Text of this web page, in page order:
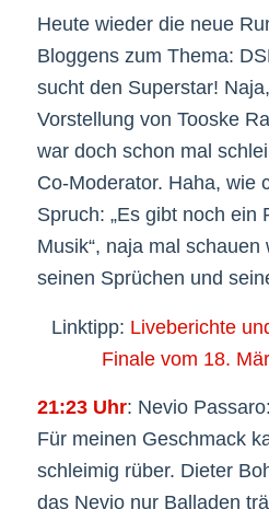
Heute wieder die neue
Bloggens zum Thema:
sucht den Superstar!
Vorstellung von Tooske
war doch schon mal
Co-Moderator. Haha, wie
Spruch: „Es gibt noch ein
Musik“, naja mal
seinen Sprüchen und
Linktipp: Liveberichte
Finale vom 18.
21:23 Uhr: Nevio
Für meinen Geschmack
schleimig rüber. Dieter
das Nevio nur Balladen